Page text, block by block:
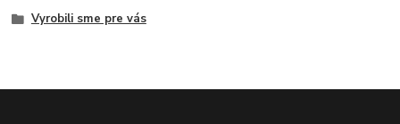
Vyrobili sme pre vás